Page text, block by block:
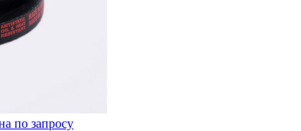
по запросу